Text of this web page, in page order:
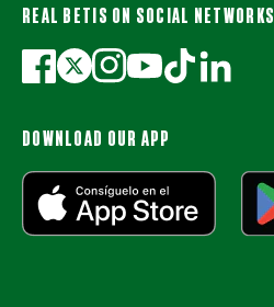
REAL BETIS ON SOCIAL NETWORKS
DOWNLOAD OUR APP